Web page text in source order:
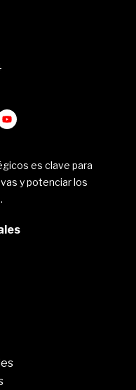
es clave para
y potenciar los